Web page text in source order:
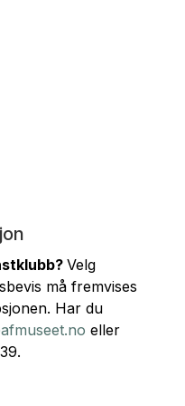
Velg
må fremvises
Har du
eller